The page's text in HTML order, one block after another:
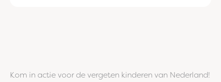
Kom in actie voor de vergeten kinderen van Nederland!